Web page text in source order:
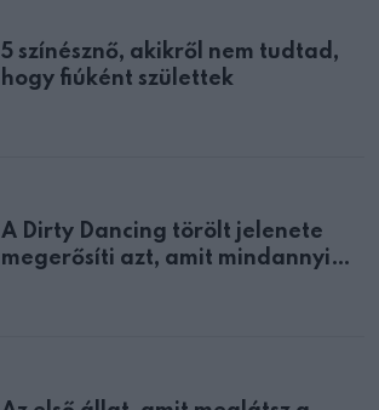
5 színésznő, akikről nem tudtad,
hogy fiúként születtek
A Dirty Dancing törölt jelenete
megerősíti azt, amit mindannyian